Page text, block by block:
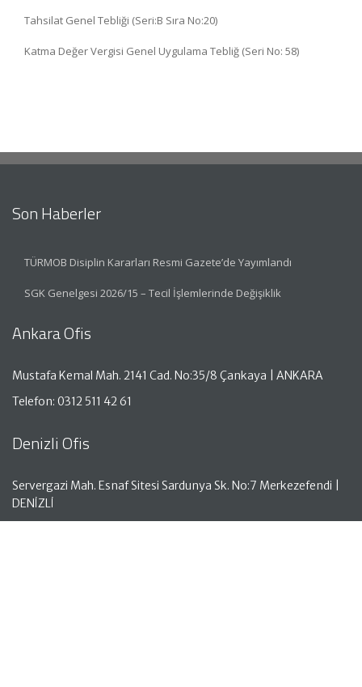
Tahsilat Genel Tebliği (Seri:B Sıra No:20)
Katma Değer Vergisi Genel Uygulama Tebliğ (Seri No: 58)
Son Haberler
TÜRMOB Disiplin Kararları Resmi Gazete’de Yayımlandı
SGK Genelgesi 2026/15 – Tecil İşlemlerinde Değişiklik
Ankara Ofis
Mustafa Kemal Mah. 2141 Cad. No:35/8 Çankaya | ANKARA
Telefon: 0312 511 42 61
Denizli Ofis
Servergazi Mah. Esnaf Sitesi Sardunya Sk. No:7 Merkezefendi |
DENİZLİ